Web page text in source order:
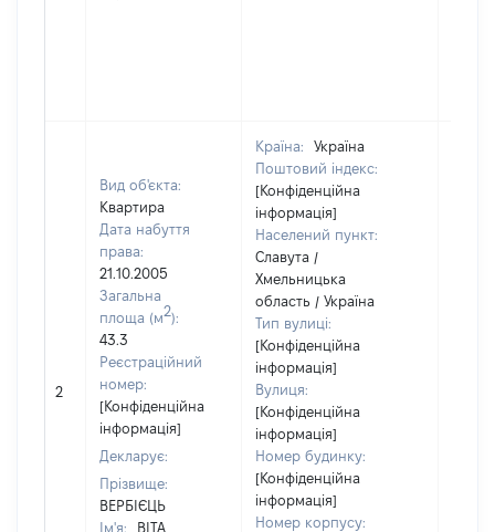
2
Вид об'єкта:
Квартира
Дата набуття
права:
21.10.2005
Загальна
площа (м2):
43.3
Реєстраційний
номер:
[Конфіденційна
інформація]
Декларує:
Прізвище:
ВЕРБІЄЦЬ
Ім'я:
ВІТА
Країна:
Україна
Поштовий індекс:
[Конфіденційна
інформація]
Населений пункт:
Славута /
Хмельницька
область / Україна
Тип вулиці:
[Конфіденційна
інформація]
Вулиця:
[Конфіденційна
інформація]
Номер будинку:
[Конфіденційна
інформація]
Номер корпусу: